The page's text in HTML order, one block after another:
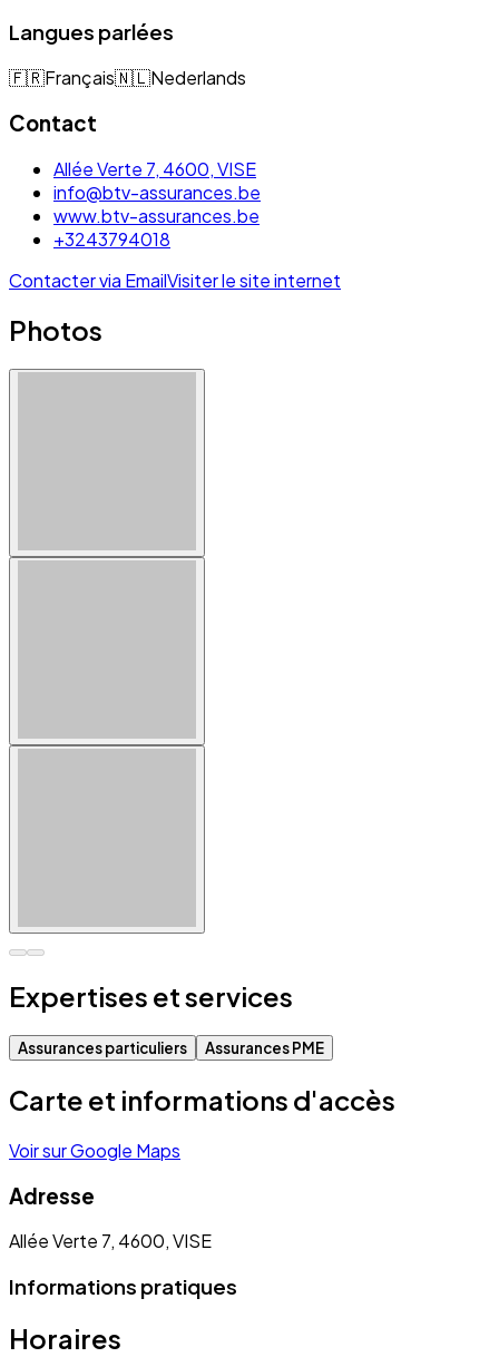
Langues parlées
🇫🇷Français🇳🇱Nederlands
Contact
Allée Verte 7, 4600, VISE
info@btv-assurances.be
www.btv-assurances.be
+3243794018
Contacter via EmailVisiter le site internet
Photos
Expertises et services
Assurances particuliers Assurances PME
Carte et informations d'accès
Voir sur Google Maps
Adresse
Allée Verte 7, 4600, VISE
Informations pratiques
Horaires